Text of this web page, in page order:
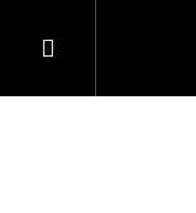
Nákupní